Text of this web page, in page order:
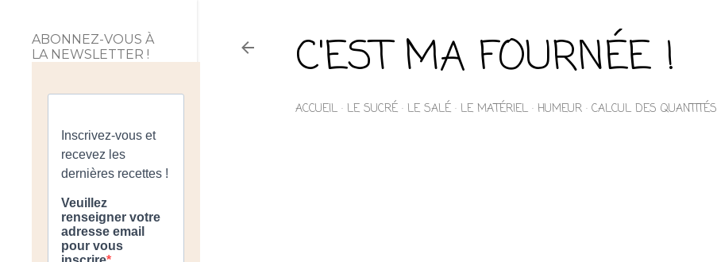
C'EST MA FOURNÉE !
ACCUEIL LE SUCRÉ LE SALÉ LE MATÉRIEL HUMEUR CALCUL DES QUANTITÉS
ABONNEZ-VOUS À
LA NEWSLETTER !